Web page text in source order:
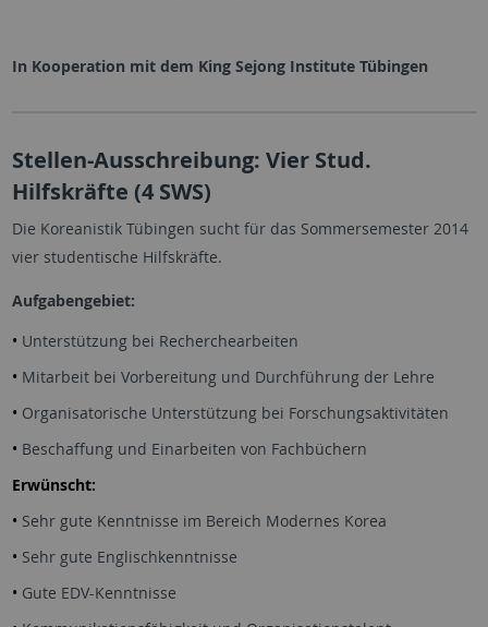
In Kooperation mit dem King Sejong Institute Tübingen
Stellen-Ausschreibung: Vier Stud.
Hilfskräfte (4 SWS)
Die Koreanistik Tübingen sucht für das Sommersemester 2014
vier studentische Hilfskräfte.
Aufgabengebiet:
• Unterstützung bei Recherchearbeiten
• Mitarbeit bei Vorbereitung und Durchführung der Lehre
• Organisatorische Unterstützung bei Forschungsaktivitäten
• Beschaffung und Einarbeiten von Fachbüchern
Erwünscht:
• Sehr gute Kenntnisse im Bereich Modernes Korea
• Sehr gute Englischkenntnisse
• Gute EDV-Kenntnisse